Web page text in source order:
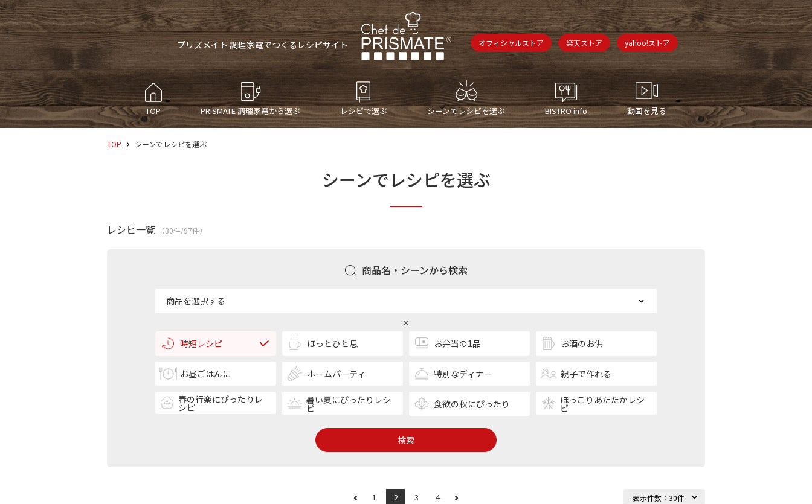
プリズメイト 調理家電でつくるレシピサイト オフィシャルストア 楽天ストア yahoo!ストア
TOP PRISMATE調理家電から選ぶ レシピで選ぶ シーンでレシピを選ぶ BISTRO info 動画を見る
TOP シーンでレシピを選ぶ
シーンでレシピを選ぶ
レシピ一覧 （30件/97件）
商品名・シーンから検索
商品を選択する
時短レシピ ほっとひと息 お弁当の1品 お酒のお供
お昼ごはんに ホームパーティ 特別なディナー 親子で作れる
春の行楽にぴったりレ
シピ
暑い夏にぴったりレシ
ピ 食欲の秋にぴったり ほっこりあたたかレシ
ピ
検索
1 2 3 4